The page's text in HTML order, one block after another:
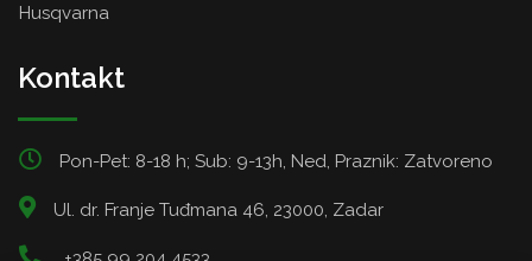
Husqvarna
Kontakt
Pon-Pet: 8-18 h; Sub: 9-13h, Ned, Praznik: Zatvoreno
Ul. dr. Franje Tuđmana 46, 23000, Zadar